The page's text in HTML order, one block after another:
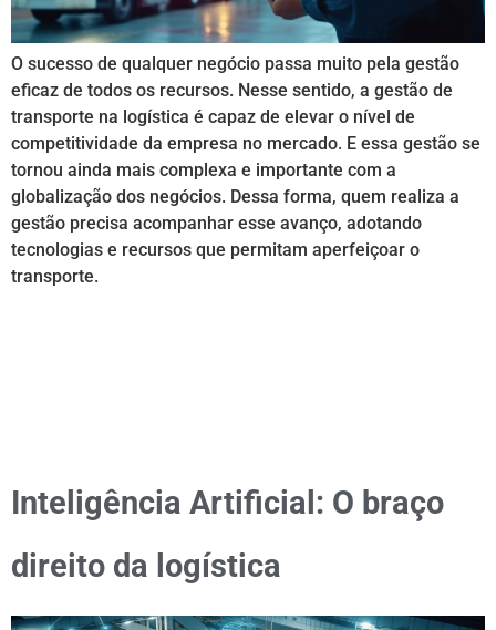
O sucesso de qualquer negócio passa muito pela gestão
eficaz de todos os recursos. Nesse sentido, a gestão de
transporte na logística é capaz de elevar o nível de
competitividade da empresa no mercado. E essa gestão se
tornou ainda mais complexa e importante com a
globalização dos negócios. Dessa forma, quem realiza a
gestão precisa acompanhar esse avanço, adotando
tecnologias e recursos que permitam aperfeiçoar o
transporte.
Inteligência Artificial: O braço
direito da logística